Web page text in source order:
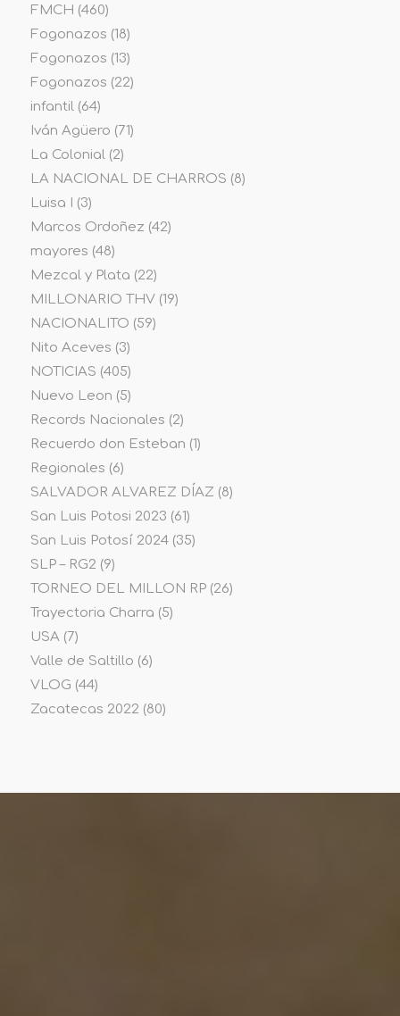
FMCH (460)
Fogonazos (18)
Fogonazos (13)
Fogonazos (22)
infantil(64)
Iván Agüero (71)
La Colonial(2)
LA NACIONAL DE CHARROS (8)
Luisa I
(3)
Marcos Ordoñez (42)
mayores (48)
Mezcal y Plata (22)
MILLONARIO THV(19)
NACIONALITO (59)
Nito Aceves (3)
NOTICIAS (405)
Nuevo Leon (5)
Records Nacionales (2)
Recuerdo don Esteban (1)
Regionales (6)
SALVADOR ALVAREZ DÍAZ (8)
San Luis Potosi 2023 (61)
San Luis Potosí 2024(35)
SLP – RG2 (9)
TORNEO DEL MILLON RP(26)
Trayectoria Charra (5)
USA(7)
Valle de Saltillo (6)
VLOG (44)
Zacatecas 2022 (80)